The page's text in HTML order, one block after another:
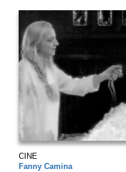
CINE
Fanny Camina